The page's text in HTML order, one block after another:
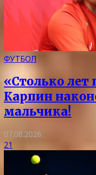
ФУТБОЛ
«Столько лет
Карпин
мальчика!
07.08.2026
21